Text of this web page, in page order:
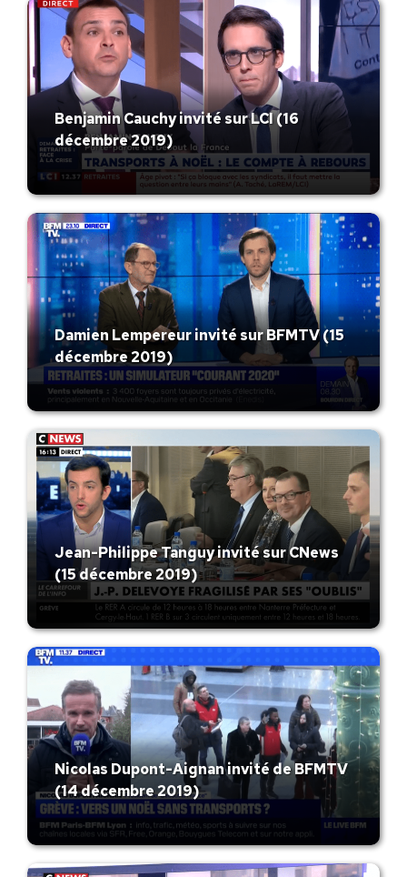
Benjamin Cauchy invité sur LCI (16
décembre 2019)
Damien Lempereur invité sur BFMTV (15
décembre 2019)
Jean-Philippe Tanguy invité sur CNews
(15 décembre 2019)
Nicolas Dupont-Aignan invité de BFMTV
(14 décembre 2019)